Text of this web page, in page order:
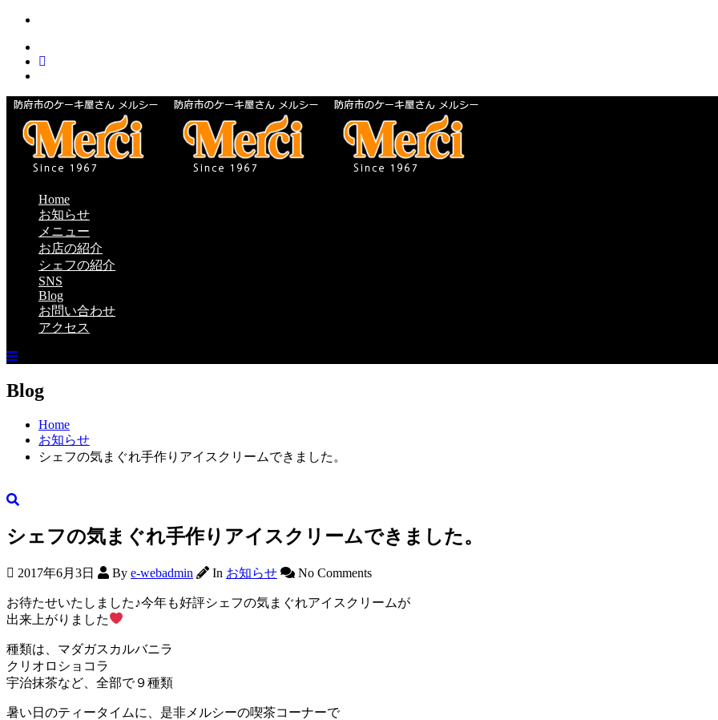
Home
お知らせ
メニュー
お店の紹介
シェフの紹介
SNS
Blog
お問い合わせ
アクセス
Blog
Home
お知らせ
シェフの気まぐれ手作りアイスクリームできました。
シェフの気まぐれ手作りアイスクリームできました。
2017年6月3日 By e-webadmin In お知らせ No Comments
お待たせいたしました♪今年も好評シェフの気まぐれアイスクリームが
出来上がりました
種類は、マダガスカルバニラ
クリオロショコラ
宇治抹茶など、全部で９種類
暑い日のティータイムに、是非メルシーの喫茶コーナーで